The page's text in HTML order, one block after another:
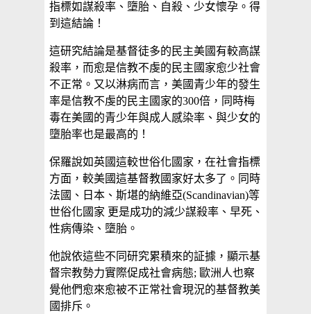
指標如謀殺率、墮胎、自殺、少女懷孕。得
到這結論！
這研究結論是基督徒多的民主美國有較高謀
殺率，而愈是信教不虔的民主國家愈少社會
不正常。又以淋病而言，美國青少年的發生
率是信教不虔的民主國家的300倍，同時梅
毒在美國的青少年與成人感染率、與少女的
墮胎率也是最高的！
保羅說如英國這較世俗化國家，在社會指標
方面，較美國這基督教國家好太多了。同時
法國、日本、斯堪的納維亞(Scandinavian)等
世俗化國家 更是成功的減少謀殺率、早死、
性病傳染、墮胎。
他說依這些不同研究累積來的証據，顯示基
督宗教勢力實際促成社會病態; 歐洲人也察
覺他們愈來愈被不正常社會現況的基督教美
國排斥。